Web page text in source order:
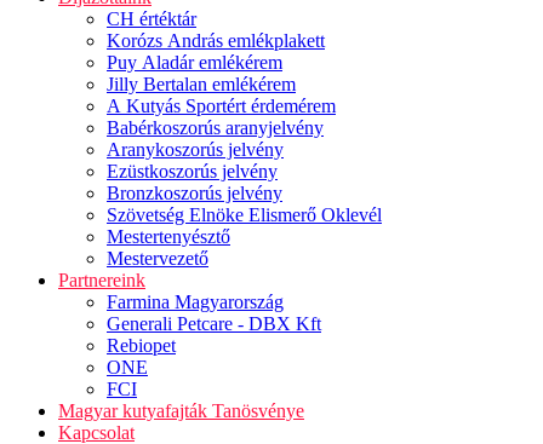
CH értéktár
Korózs András emlékplakett
Puy Aladár emlékérem
Jilly Bertalan emlékérem
A Kutyás Sportért érdemérem
Babérkoszorús aranyjelvény
Aranykoszorús jelvény
Ezüstkoszorús jelvény
Bronzkoszorús jelvény
Szövetség Elnöke Elismerő Oklevél
Mestertenyésztő
Mestervezető
Partnereink
Farmina Magyarország
Generali Petcare - DBX Kft
Rebiopet
ONE
FCI
Magyar kutyafajták Tanösvénye
Kapcsolat